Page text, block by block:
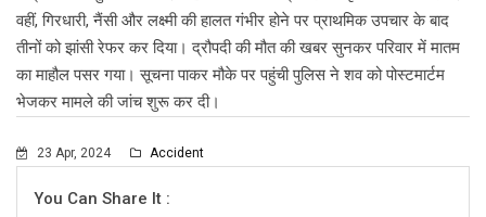
वहीं, गिरधारी, नैंसी और लक्ष्मी की हालत गंभीर होने पर प्राथमिक उपचार के बाद
तीनों को झांसी रेफर कर दिया। द्रौपदी की मौत की खबर सुनकर परिवार में मातम
का माहौल पसर गया। सूचना पाकर मौके पर पहुंची पुलिस ने शव को पोस्टमार्टम
भेजकर मामले की जांच शुरू कर दी।
23 Apr, 2024 Accident
You Can Share It :